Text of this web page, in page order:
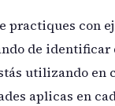
practiques con
de identificar
utilizando en
aplicas en